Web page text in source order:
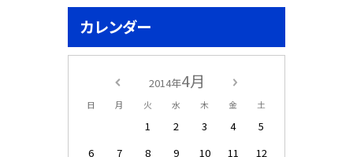
カレンダー
2014年4月
日 月 火 水 木 金 土
1 2 3 4
5
6
7 8 9 10 11
12